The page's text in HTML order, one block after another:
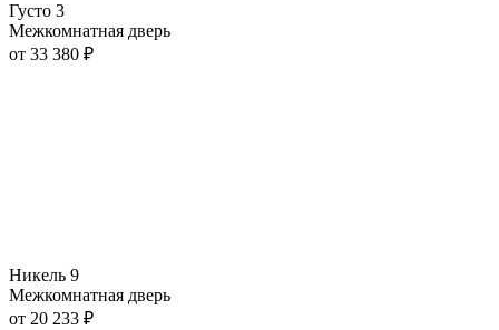
Густо 3
Межкомнатная дверь
от 33 380 ₽
Никель 9
Межкомнатная дверь
от 20 233 ₽